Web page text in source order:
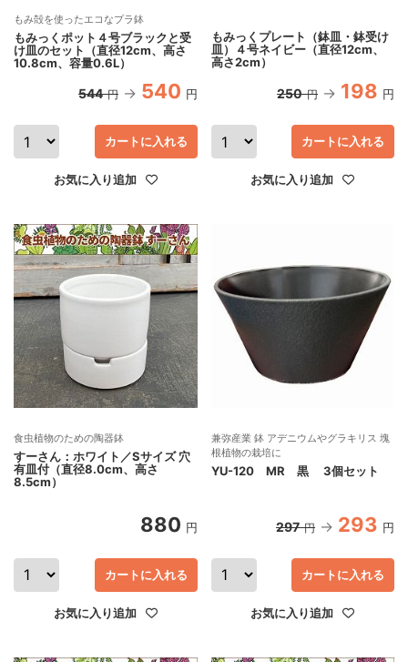
もみ殻を使ったエコなプラ鉢
もみっくポット４号ブラックと受
け皿のセット（直径12cm、高さ
10.8cm、容量0.6L）
544 円 540 円
カートに入れる
お気に入り追加
もみっくプレート（鉢皿・鉢受け
皿）４号ネイビー（直径12cm、
高さ2cm）
250 円 198 円
カートに入れる
お気に入り追加
食虫植物のための陶器鉢
すーさん：ホワイト／Sサイズ 穴
有皿付（直径8.0cm、高さ
8.5cm）
880 円
カートに入れる
お気に入り追加
兼弥産業 鉢 アデニウムやグラキリス 塊
根植物の栽培に
YU-120 MR 黒 3個セット
297 円 293 円
カートに入れる
お気に入り追加